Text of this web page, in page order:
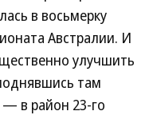
в восьмерку
Австралии. И
улучшить
там
в район 23-го